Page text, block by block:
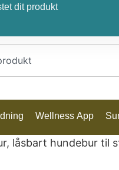
dit produkt
Wellness App
låsbart hundebur til